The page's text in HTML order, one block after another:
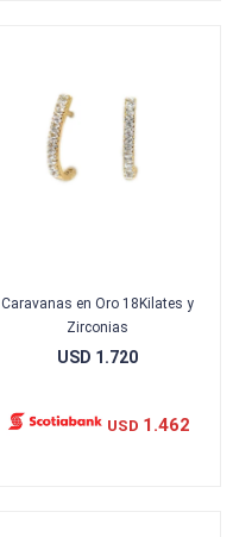
Caravanas en Oro 18Kilates y
Zirconias
USD 1.720
USD 1.462